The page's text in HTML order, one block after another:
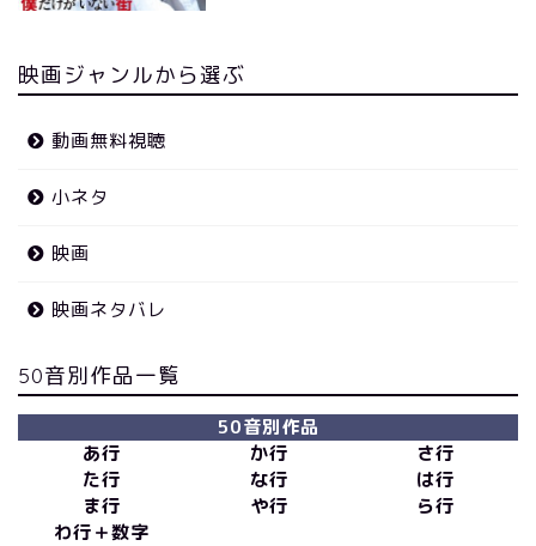
映画ジャンルから選ぶ
動画無料視聴
小ネタ
映画
映画ネタバレ
50音別作品一覧
50音別作品
あ行
か行
さ行
た行
な行
は行
ま行
や行
ら行
わ行＋数字